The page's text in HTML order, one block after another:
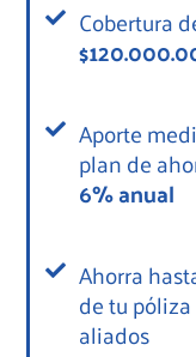
Cobertura
Aporte
plan de
6% anual
Ahorra
de tu
aliados